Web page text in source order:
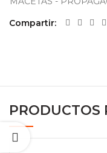
Compartir
PRODUCTOS